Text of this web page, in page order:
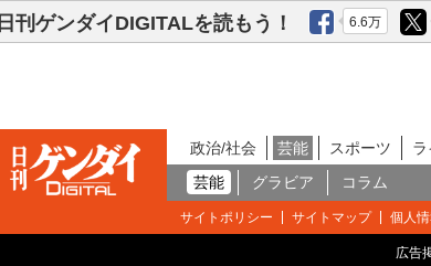
日刊ゲンダイDIGITALを読もう！ 6.6万
政治/社会 芸能 スポーツ ラ
芸能
グラビア コラム
サイトポリシー サイトマップ 個人
広告